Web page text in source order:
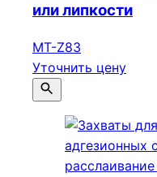
или липкости
МТ-Z83
Уточнить цену